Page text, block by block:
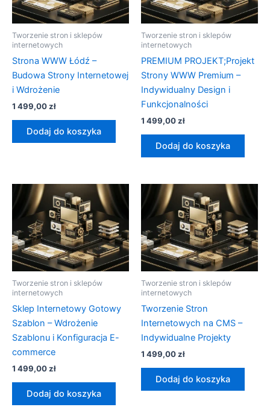
Tworzenie stron i sklepów
internetowych
Strona WWW Łódź –
Budowa Strony Internetowej
i Wdrożenie
1 499,00zł
Dodaj do koszyka
Tworzenie stron i sklepów
internetowych
PREMIUM PROJEKT;Projekt
Strony WWW Premium –
Indywidualny Design i
Funkcjonalności
1 499,00zł
Dodaj do koszyka
Tworzenie stron i sklepów
internetowych
Sklep Internetowy Gotowy
Szablon – Wdrożenie
Szablonu i Konfiguracja E-
commerce
1 499,00zł
Dodaj do koszyka
Tworzenie stron i sklepów
internetowych
Tworzenie Stron
Internetowych na CMS –
Indywidualne Projekty
1 499,00zł
Dodaj do koszyka